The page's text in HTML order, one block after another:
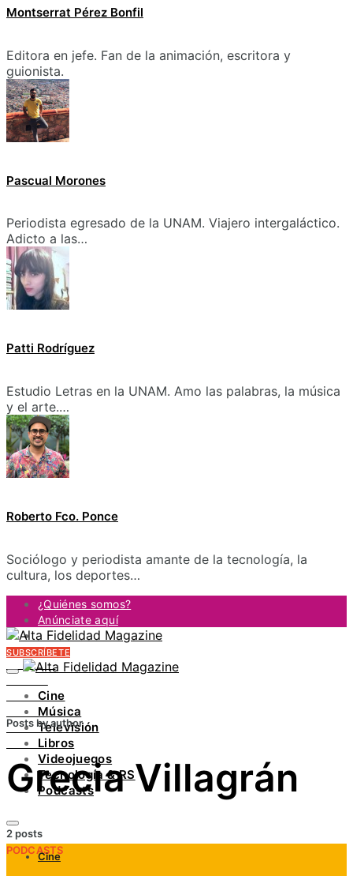
Montserrat Pérez Bonfil
Editora en jefe. Fan de la animación, escritora y
guionista.
Pascual Morones
Periodista egresado de la UNAM. Viajero intergaláctico.
Adicto a las…
Patti Rodríguez
Estudio Letras en la UNAM. Amo las palabras, la música
y el arte.…
Roberto Fco. Ponce
Sociólogo y periodista amante de la tecnología, la
cultura, los deportes…
¿Quiénes somos?
Anúnciate aquí
Contacto
FACEBOOK
INSTAGRAM
PINTEREST
YOUTUBE
LINKEDIN
SUBSCRÍBETE
Cine
Música
Televisión
Libros
Videojuegos
Tecnología & RS
Podcasts
PODCASTS
Posts by author
Grecia Villagrán
2 posts
Cine